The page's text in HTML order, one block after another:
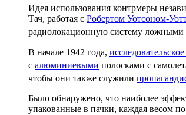
Идея использования контрмеры
Тач, работая с Робертом Уотсоном-
радиолокационную систему ложными
В начале 1942 года,
с алюминиевыми полосками с
чтобы они также служили
Было обнаружено, что наиболее
упакованные в пачки, каждая весом